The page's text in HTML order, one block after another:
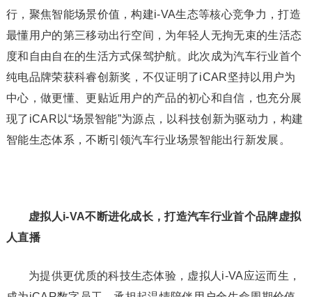
行，聚焦智能场景价值，构建i-VA生态等核心竞争力，打造
最懂用户的第三移动出行空间，为年轻人无拘无束的生活态
度和自由自在的生活方式保驾护航。此次成为汽车行业首个
纯电品牌荣获科睿创新奖，不仅证明了iCAR坚持以用户为
中心，做更懂、更贴近用户的产品的初心和自信，也充分展
现了iCAR以“场景智能”为源点，以科技创新为驱动力，构建
智能生态体系，不断引领汽车行业场景智能出行新发展。
虚拟人i-VA不断进化成长，打造汽车行业首个品牌虚拟
人直播
为提供更优质的科技生态体验，虚拟人i-VA应运而生，